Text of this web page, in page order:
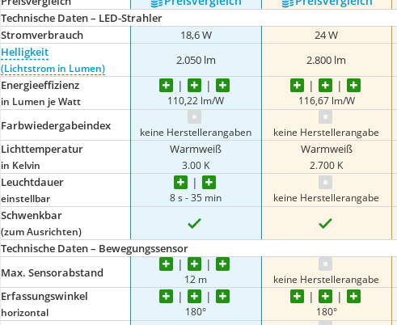
Technische Daten – LED-Strahler
Stromverbrauch
18,6 W 24 W
Helligkeit
(Lichtstrom in Lumen)
2.050 lm 2.800 lm
Energieeffizienz
in Lumen je Watt 110,22 lm/W 116,67 lm/W
Farbwiedergabeindex keine Herstellerangaben keine Herstellerangabe
Lichttemperatur
in Kelvin
Warmweiß
3.00 K
Warmweiß
2.700 K
Leuchtdauer
einstellbar 8 s - 35 min keine Herstellerangabe
Schwenkbar
(zum Ausrichten)
Technische Daten – Bewegungssensor
Max. Sensorabstand
12 m keine Herstellerangabe
Erfassungswinkel
horizontal 180° 180°